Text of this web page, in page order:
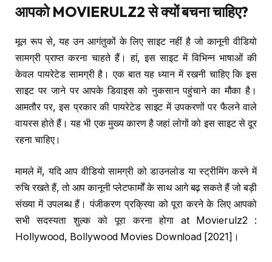
आपकोMOVIERULZ2से क्यों बचना चाहिए?
मूल रूप से, यह उन आगंतुकों के लिए साइट नहीं है जो कानूनी वीडियो
सामग्री प्राप्त करना चाहते हैं। हां, इस साइट में विभिन्न भाषाओं की
केवल पायरेटेड सामग्री है। एक बात यह ध्यान में रखनी चाहिए कि इस
साइट पर जाने पर आपके डिवाइस को नुकसान पहुंचाने का मौका है।
आमतौर पर, इस प्रकार की पायरेटेड साइट में उपकरणों पर फैलने वाले
वायरस होते हैं। यह भी एक मुख्य कारण है जहां लोगों को इस साइट से दूर
रहना चाहिए।
मामले में, यदि आप वीडियो सामग्री को डाउनलोड या स्ट्रीमिंग करने में
रुचि रखते हैं, तो आप कानूनी प्लेटफार्मों के साथ आगे बढ़ सकते हैं जो बड़ी
संख्या में उपलब्ध हैं। पंजीकरण प्रक्रिया को पूरा करने के लिए आपको
सभी सदस्यता शुल्क को पूरा करना होगा at Movierulz2 :
Hollywood, Bollywood Movies Download [2021]।